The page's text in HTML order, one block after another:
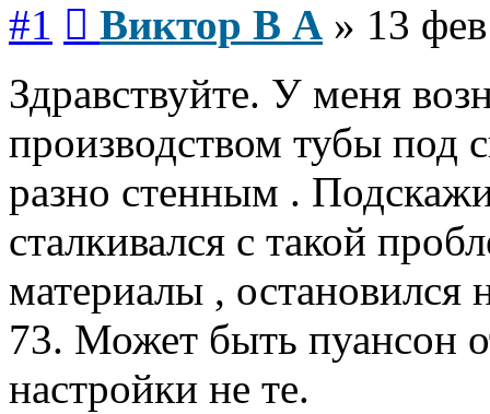
#1 Виктор В А » 13
Здравствуйте. У меня
производством тубы под
разно стенным .
сталкивался с такой
материалы ,
73. Может быть пуансон
настройки не те.